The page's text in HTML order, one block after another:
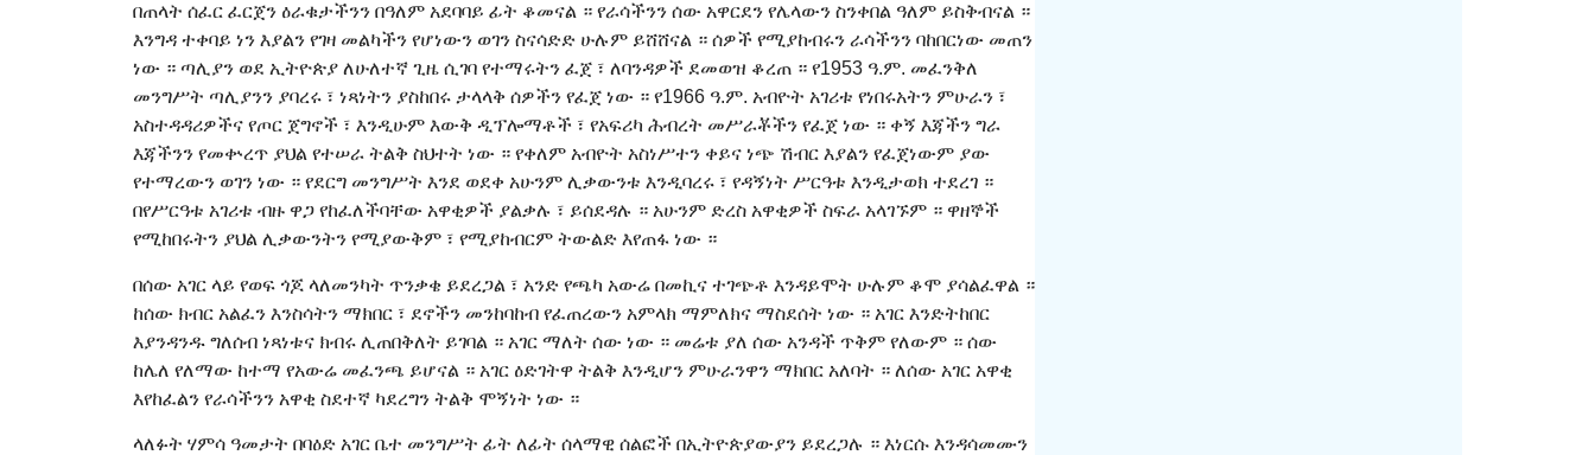
በጠላት ሰፈር ፈርጀን ዕራቁታችንን በዓለም አደባባይ ፊት ቆመናል ። የራሳችንን ሰው አዋርደን የሌላውን ስንቀበል ዓለም ይስቅብናል ።
እንግዳ ተቀባይ ነን እያልን የገዛ መልካችን የሆነውን ወገን ስናሳድድ ሁሉም ይሸሸናል ። ሰዎች የሚያከብሩን ራሳችንን ባከበርነው መጠን
ነው ። ጣሊያን ወደ ኢትዮጵያ ለሁለተኛ ጊዜ ሲገባ የተማሩትን ፈጀ ፣ ለባንዳዎች ደመወዝ ቆረጠ ። የ1953 ዓ.ም. መፈንቅለ
መንግሥት ጣሊያንን ያባረሩ ፣ ነጻነትን ያስከበሩ ታላላቅ ሰዎችን የፈጀ ነው ። የ1966 ዓ.ም. አብዮት አገሪቱ የነበሩአትን ምሁራን ፣
አስተዳዳሪዎችና የጦር ጀግኖች ፣ እንዲሁም እውቅ ዲፕሎማቶች ፣ የአፍሪካ ሕብረት መሥራቾችን የፈጀ ነው ። ቀኝ እጃችን ግራ
እጃችንን የመቍረጥ ያህል የተሠራ ትልቅ ስህተት ነው ። የቀለም አብዮት አስነሥተን ቀይና ነጭ ሽብር እያልን የፈጀነውም ያው
የተማረውን ወገን ነው ። የደርግ መንግሥት እንደ ወደቀ አሁንም ሊቃውንቱ እንዲባረሩ ፣ የዳኝነት ሥርዓቱ እንዲታወክ ተደረገ ።
በየሥርዓቱ አገሪቱ ብዙ ዋጋ የከፈለችባቸው አዋቂዎች ያልቃሉ ፣ ይሰደዳሉ ። አሁንም ድረስ አዋቂዎች ስፍራ አላገኙም ። ዋዘኞች
የሚከበሩትን ያህል ሊቃውንትን የሚያውቅም ፣ የሚያከብርም ትውልድ እየጠፋ ነው ።
በሰው አገር ላይ የወፍ ጎጆ ላለመንካት ጥንቃቄ ይደረጋል ፣ አንድ የጫካ አውሬ በመኪና ተገጭቶ እንዳይሞት ሁሉም ቆሞ ያሳልፈዋል ።
ከሰው ክብር አልፈን እንስሳትን ማክበር ፣ ደኖችን መንከባከብ የፈጠረውን አምላክ ማምለክና ማስደሰት ነው ። አገር እንድትከበር
እያንዳንዱ ግለሰብ ነጻነቱና ክብሩ ሊጠበቅለት ይገባል ። አገር ማለት ሰው ነው ። መሬቱ ያለ ሰው አንዳች ጥቅም የለውም ። ሰው
ከሌለ የለማው ከተማ የአውሬ መፈንጫ ይሆናል ። አገር ዕድገትዋ ትልቅ እንዲሆን ምሁራንዋን ማክበር አለባት ። ለሰው አገር አዋቂ
እየከፈልን የራሳችንን አዋቂ ስደተኛ ካደረግን ትልቅ ሞኝነት ነው ።
ላለፉት ሃምሳ ዓመታት በባዕድ አገር ቤተ መንግሥት ፊት ለፊት ሰላማዊ ሰልፎች በኢትዮጵያውያን ይደረጋሉ ። እነርሱ እንዳሳመሙን